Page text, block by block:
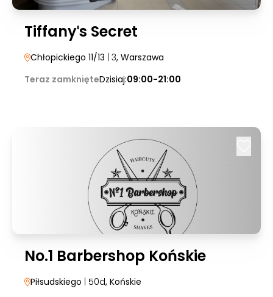
Tiffanyˈs Secret
Chłopickiego 11/13 | 3, Warszawa
Teraz zamknięteDzisiaj:09:00-21:00
No.1 Barbershop Końskie
Piłsudskiego | 50d, Końskie